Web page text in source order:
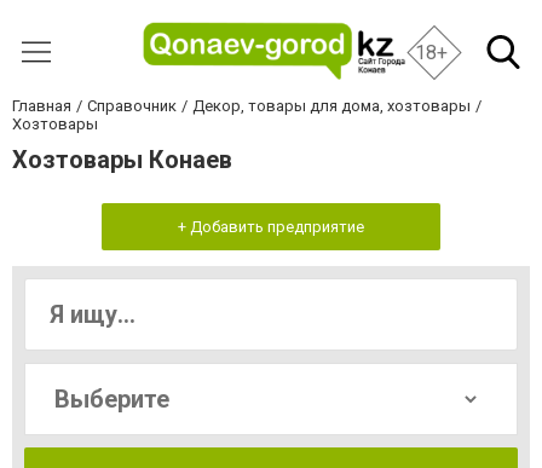
18+
Главная Справочник
Декор, товары для дома, хозтовары
Хозтовары
Хозтовары Конаев
+ Добавить предприятие